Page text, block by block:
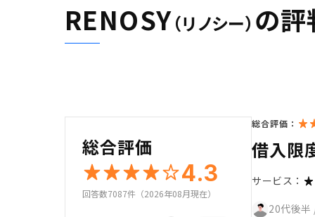
RENOSY（リノシー） の評
総合評価
4.3
回答数7087件（2026年08月現在）
総合評価：
借入限
サービス：
20代後半